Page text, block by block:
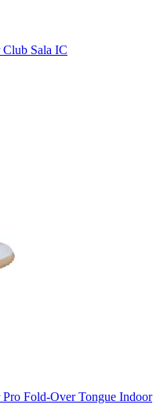
Club Sala IC
Pro Fold-Over Tongue Indoor